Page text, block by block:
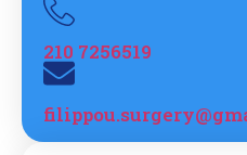
210 7256519